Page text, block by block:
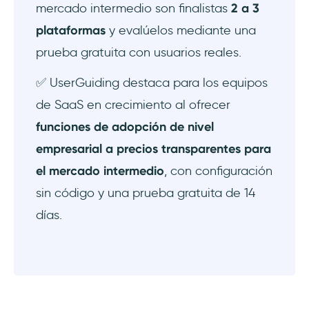
¿Cuál es la diferencia entre una plataforma
de adopción digital?
¿Cuánto cuesta una plataforma de
adopción de usuarios?
¿Necesito conocimientos de codificación
para usar una plataforma de adopción de
usuarios?
mercado intermedio son finalistas 2 a 3
plataformas y evalúelos mediante una
prueba gratuita con usuarios reales.
✅ UserGuiding destaca para los equipos
de SaaS en crecimiento al ofrecer
funciones de adopción de nivel
empresarial a precios transparentes para
el mercado intermedio, con configuración
sin código y una prueba gratuita de 14
días.